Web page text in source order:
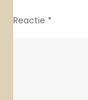
Reactie *